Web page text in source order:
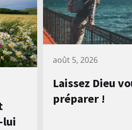
août 5, 2026
Laissez Dieu
préparer !